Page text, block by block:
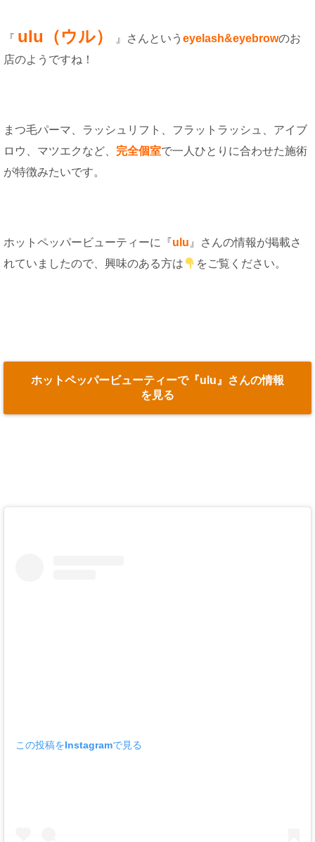
『 ulu（ウル） 』さんという eyelash&eyebrowのお
店のようですね！
まつ毛パーマ、ラッシュリフト、フラットラッシュ、アイブ
ロウ、マツエクなど、 完全個室で一人ひとりに合わせた施術
が特徴みたいです。
ホットペッパービューティーに『ulu 』さんの情報が掲載さ
れていましたので、興味のある方は
をご覧ください。
ホットペッパービューティーで『ulu』さんの情報
を見る
この投稿をInstagramで見る